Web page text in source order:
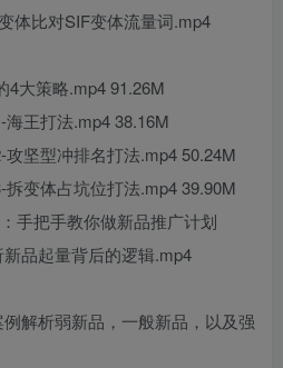
体比对SIF变体流量词.mp4
大策略.mp4 91.26M
王打法.mp4 38.16M
坚型冲排名打法.mp4 50.24M
变体占坑位打法.mp4 39.90M
手把手教你做新品推广计划
品起量背后的逻辑.mp4
解析弱新品，一般新品，以及强